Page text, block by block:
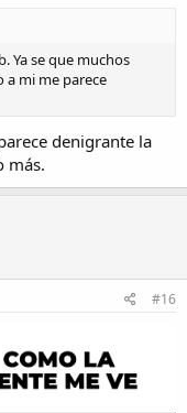
Ya se que muchos
a mi me parece
denigrante la
más.
#16